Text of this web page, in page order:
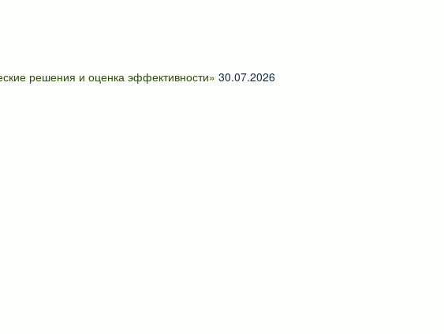
решения и оценка эффективности» 30.07.2026